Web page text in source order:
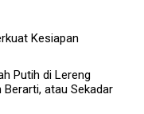
Kesiapan
Putih di Lereng
Berarti, atau Sekadar